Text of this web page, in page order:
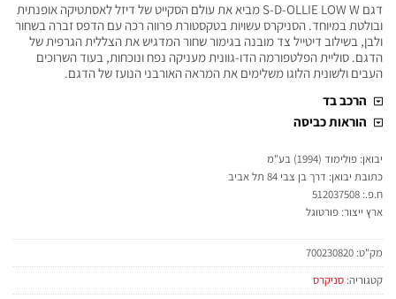
דגם S-D-OLLIE LOW W מביא את עולם הסקייט של דיזל לאסתטיקה אופנתית
ובולטת במיוחד. הסניקרס עשויות בטקסטורת פרווה רכה עם הדפס זברה בשחור
ולבן, בשילוב דיטייל צד מובנה בגימור שחור המדגיש את הצללית הגרפית של
הדגם. סוליית הפלטפורמה הדו-גוונית מעניקה נפח ונוכחות, בעוד השרוכים
העבים ולשונית הלוגו משלימים את המראה האורבני הנועז של הדגם.
הרכב בד
הוראות כביסה
יבואן: פולימוד (1994) בע"מ
כתובת יבואן: דרך בן צבי 84 תל אביב
ח.פ.: 512037508
ארץ ייצור: פורטוגל
מק"ט: 700230820
קטגוריה: סניקרס